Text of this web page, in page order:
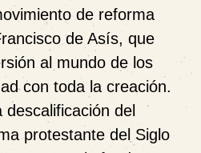
de reforma
de Asís, que
al mundo de los
con toda la creación.
del
protestante del Siglo